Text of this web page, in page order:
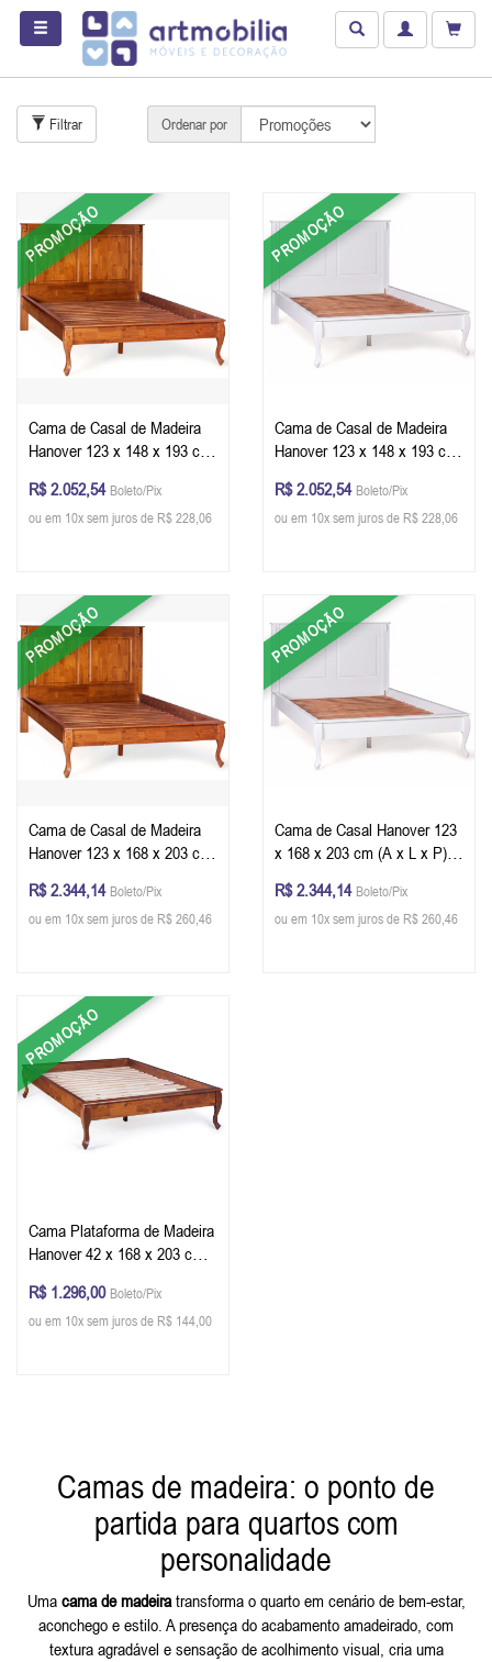
Filtrar Ordenar por
PROMOÇÃO
Cama de Casal de Madeira
Hanover 123 x 148 x 193 cm
R$ 2.052,54 Boleto/Pix
ou em 10x sem juros de R$ 228,06
PROMOÇÃO
Cama de Casal de Madeira
Hanover 123 x 148 x 193 cm
R$ 2.052,54 Boleto/Pix
ou em 10x sem juros de R$ 228,06
PROMOÇÃO
Cama de Casal de Madeira
Hanover 123 x 168 x 203 cm
R$ 2.344,14 Boleto/Pix
ou em 10x sem juros de R$ 260,46
PROMOÇÃO
Cama de Casal Hanover 123
x 168 x 203 cm (A x L x P) -
R$ 2.344,14 Boleto/Pix
ou em 10x sem juros de R$ 260,46
PROMOÇÃO
Cama Plataforma de Madeira
Hanover 42 x 168 x 203 cm
R$ 1.296,00 Boleto/Pix
ou em 10x sem juros de R$ 144,00
Camas de madeira: o ponto de
partida para quartos com
personalidade
Uma cama de madeiratransforma o quarto em cenário de bem-estar,
aconchego e estilo. A presença do acabamento amadeirado, com
textura agradável e sensação de acolhimento visual, cria uma